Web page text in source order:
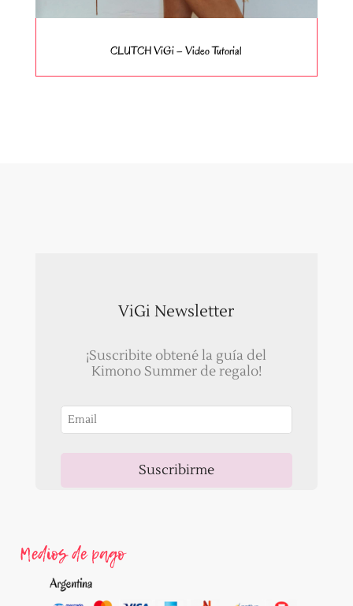
CLUTCH ViGi – Video Tutorial
ViGi Newsletter
¡Suscribite obtené la guía del
Kimono Summer de regalo!
Suscribirme
Medios de pago